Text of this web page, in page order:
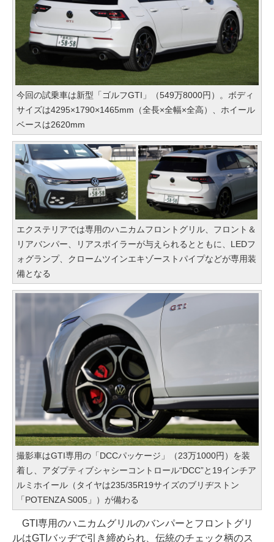
今回の試乗車は新型「ゴルフGTI」（549万8000円）。ボディ
サイズは4295×1790×1465mm（全長×全幅×全高）、ホイール
ベースは2620mm
エクステリアでは専用のハニカムフロントグリル、フロント＆
リアバンパー、リアスポイラーが与えられるとともに、LEDフ
ォグランプ、クロームツインエキゾーストパイプなどが専用装
備となる
撮影車はGTI専用の「DCCパッケージ」（23万1000円）を装
着し、アダプティブシャシーコントロール“DCC”と19インチア
ルミホイール（タイヤは235/35R19サイズのブリヂストン
「POTENZA S005」）が備わる
GTI専用のハニカムグリルのバンパーとフロントグリ
ルはGTIバッヂで引き締められ、伝統のチェック柄のス